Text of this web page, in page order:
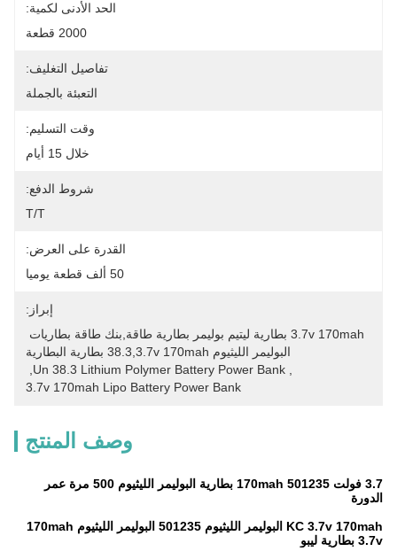
الحد الأدنى لكمية:
2000 قطعة
تفاصيل التغليف:
التعبئة بالجملة
وقت التسليم:
خلال 15 أيام
شروط الدفع:
T/T
القدرة على العرض:
50 ألف قطعة يوميا
إبراز:
البوليمر الليثيوم 38.3,3.7v 170mah بطارية البطارية
Un 38.3 Lithium Polymer Battery Power Bank
3.7v 170mah Lipo Battery Power Bank
وصف المنتج
3.7 فولت 170mah 501235 بطارية البوليمر الليثيوم 500 مرة عمر
الدورة
KC 3.7v 170mah البوليمر الليثيوم 501235 البوليمر الليثيوم 170mah
3.7v بطارية ليبو